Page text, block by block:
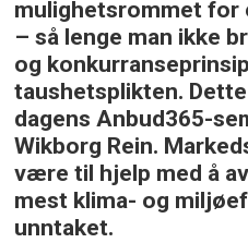
mulighetsrommet for
– så lenge man ikke
og
taushetsplikten.
dagens Anbud365-
Wikborg Rein.
være til hjelp med å
mest klima- og
unntaket.